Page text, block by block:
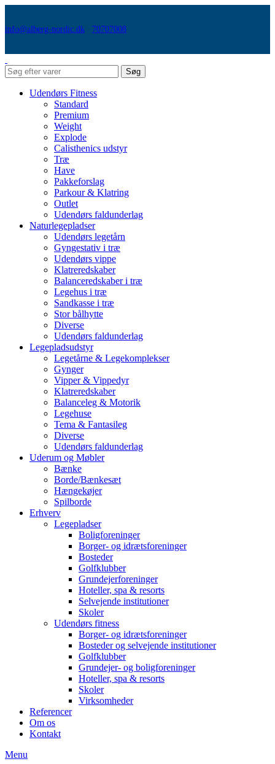
info@alberg-nordic.dk 70707008
Søg
Udendørs Fitness
Standard
Premium
Weight
Explode
Calisthenics udstyr
Træ
Have
Pakkeforslag
Parkour & Klatring
Outlet
Udendørs faldunderlag
Naturlegepladser
Udendørs legetårn
Gyngestativ i træ
Udendørs vippe
Klatreredskaber
Balanceredskaber i træ
Legehus i træ
Sandkasse i træ
Stor bålhytte
Diverse
Udendørs faldunderlag
Legepladsudstyr
Legetårne & Legekomplekser
Gynger
Vipper & Vippedyr
Klatreredskaber
Balanceleg & Motorik
Legehuse
Tema & Fantasileg
Diverse
Udendørs faldunderlag
Uderum og Møbler
Bænke
Borde/Bænkesæt
Hængekøjer
Spilborde
Erhverv
Legepladser
Boligforeninger
Borger- og idrætsforeninger
Bosteder
Golfklubber
Grundejerforeninger
Hoteller, spa & resorts
Selvejende institutioner
Skoler
Udendørs fitness
Borger- og idrætsforeninger
Bosteder og selvejende institutioner
Golfklubber
Grundejer- og boligforeninger
Hoteller, spa & resorts
Skoler
Virksomheder
Referencer
Om os
Kontakt
Menu